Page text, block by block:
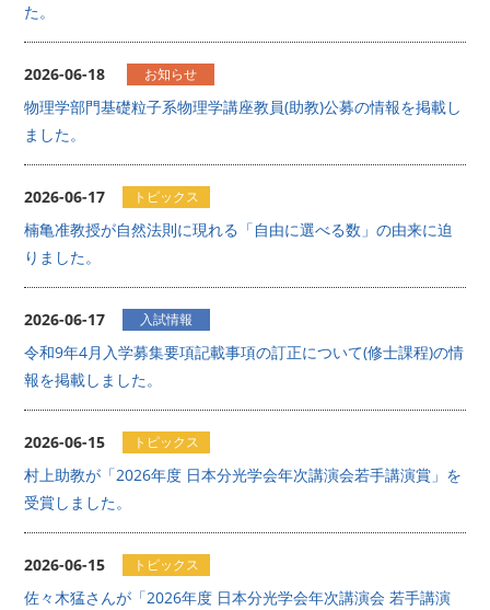
た。
2026-06-18 お知らせ
物理学部門基礎粒子系物理学講座教員(助教)公募の情報を掲載し
ました。
2026-06-17 トピックス
楠亀准教授が自然法則に現れる「自由に選べる数」の由来に迫
りました。
2026-06-17 入試情報
令和9年4月入学募集要項記載事項の訂正について(修士課程)の情
報を掲載しました。
2026-06-15 トピックス
村上助教が「2026年度 日本分光学会年次講演会若手講演賞」を
受賞しました。
2026-06-15 トピックス
佐々木猛さんが「2026年度 日本分光学会年次講演会 若手講演